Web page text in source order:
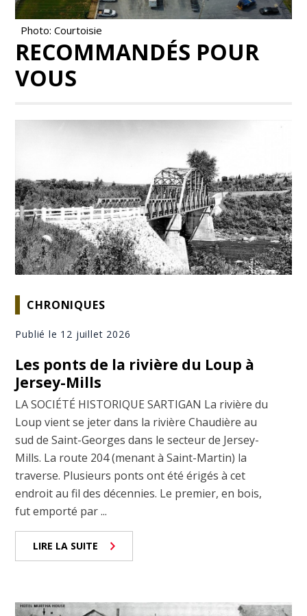
Photo: Courtoisie
RECOMMANDÉS POUR
VOUS
CHRONIQUES
Publié le 12 juillet 2026
Les ponts de la rivière du Loup à
Jersey-Mills
LA SOCIÉTÉ HISTORIQUE SARTIGAN La rivière du
Loup vient se jeter dans la rivière Chaudière au
sud de Saint-Georges dans le secteur de Jersey-
Mills. La route 204 (menant à Saint-Martin) la
traverse. Plusieurs ponts ont été érigés à cet
endroit au fil des décennies. Le premier, en bois,
fut emporté par ...
LIRE LA SUITE